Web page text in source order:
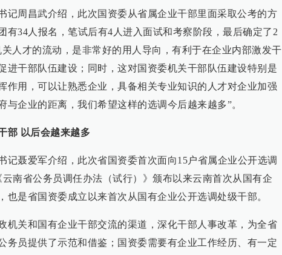
记周昌武介绍，此次国资委从省属企业干部里面采取公考的方
有34人报名，笔试后有4人进入面试和考察阶段，最后确定了2
关人才的流动，是非常好的用人导向，有利于在企业内部激发干
进干部队伍建设；同时，这对国资委机关干部队伍建设特别是
作用，可以让熟悉企业，具备相关专业知识的人才对企业加强
与企业的距离，我们希望这样的选调今后越来越多”。
部 以后会越来越多
记聂爱军介绍，此次省国资委首次面向15户省属企业公开选调
南省公务员调任办法（试行）》颁布以来云南首次从国有企
也是省国资委成立以来首次从国有企业公开选调处级干部。
机关和国有企业干部交流的渠道，深化干部人事改革，为全省
务员提供了示范和借鉴；国资委需要有企业工作经历、有一定